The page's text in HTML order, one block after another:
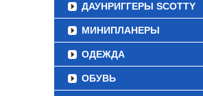
ДАУНРИГГЕРЫ SCOTTY
МИНИПЛАНЕРЫ
ОДЕЖДА
ОБУВЬ